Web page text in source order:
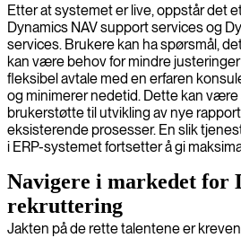
Etter at systemet er live, oppstår det
Dynamics NAV support services og
services. Brukere kan ha spørsmål,
kan være behov for mindre
fleksibel avtale med en erfaren
og minimerer nedetid. Dette kan være
brukerstøtte til utvikling av nye
eksisterende prosesser. En slik
i ERP-systemet fortsetter å gi
Navigere i markedet for
rekruttering
Jakten på de rette talentene er